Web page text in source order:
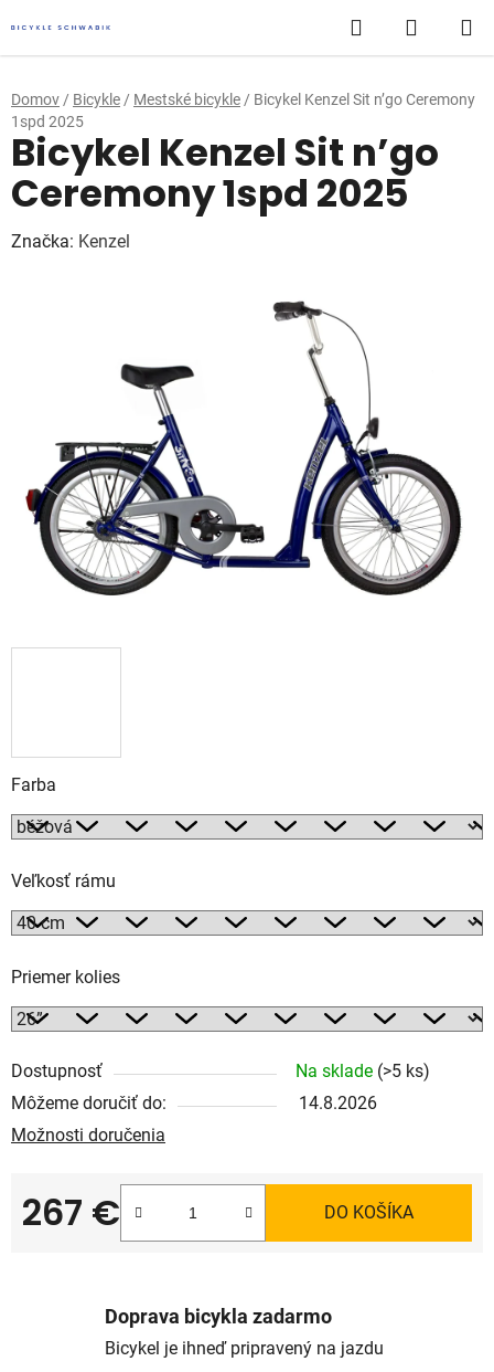
na
obsah
Hľadať
KOŠÍK
Domov / Bicykle / Mestské bicykle / Bicykel Kenzel Sit n’go Ceremony
1spd 2025
Farba
Veľkosť rámu
Priemer kolies
Dostupnosť Na sklade (>5 ks)
Môžeme doručiť do:
14.8.2026
Možnosti doručenia
267 €
Jednotková cena:
DO KOŠÍKA
Bicykel Kenzel Sit n’go
Ceremony 1spd 2025
Značka: Kenzel
Doprava bicykla zadarmo
Bicykel je ihneď pripravený na jazdu